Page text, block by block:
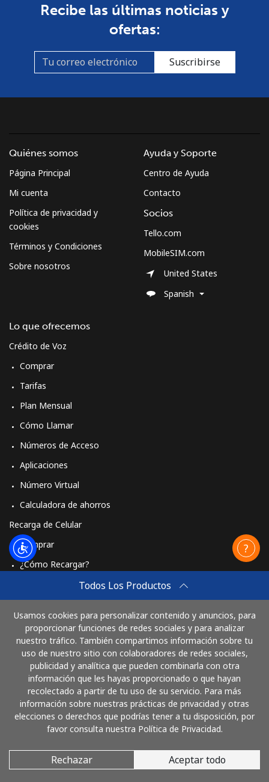
Recibe las últimas noticias y
ofertas:
Suscribirse
Todos Los Productos
Usamos cookies para personalizar contenido y anuncios, para
proporcionar funciones de redes sociales y para analizar
nuestro tráfico. También compartimos información sobre tu
uso de nuestro sitio con colaboradores de redes sociales,
publicidad y analítica que pueden combinarla con otra
información que les hayas proporcionado o que hayan
recolectado a partir de tu uso de su servicio. Para más
información sobre nuestras prácticas de privacidad y otras
elecciones o derechos que podrías tener a tu disposición, por
favor consulta nuestra Política de Privacidad.
Rechazar Aceptar todo
Quiénes somos
Página Principal
Mi cuenta
Política de privacidad y
cookies
Términos y Condiciones
Sobre nosotros
Lo que ofrecemos
Crédito de Voz
Comprar
Tarifas
Plan Mensual
Cómo Llamar
Números de Acceso
Aplicaciones
Número Virtual
Calculadora de ahorros
Recarga de Celular
Comprar
¿Cómo Recargar?
Comprar
Cómo funciona
Ayuda y Soporte
Centro de Ayuda
Contacto
Socios
Tello.com
MobileSIM.com
United States
Spanish
Paga con
© 2026 LlamaArgentina